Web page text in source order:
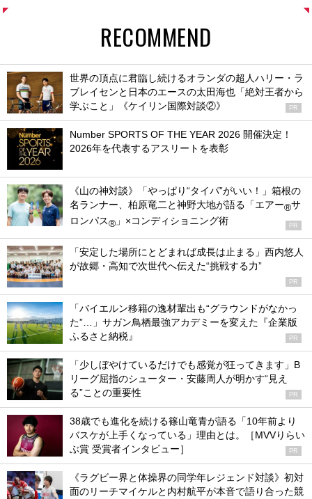
RECOMMEND
世界の頂点に君臨し続けるオランダの超人ハリー・ラ
ブレイセンと日本のエースの太田海也「絶対王者から
学ぶこと」《ケイリン国際対談②》
PR
Number SPORTS OF THE YEAR 2026 開催決定！
2026年を代表するアスリートを表彰
《山の神対談》「やっぱり“タイパ”がいい！」箱根の
名ランナー、柏原竜二と神野大地が語る「エアー®サ
ロンパス® 」×コンディショニング術 PR
「安定した場所にとどまれば成長は止まる」西内悠人
が故郷・高知で次世代へ伝えた“挑戦する力”
PR
「バイエルン移籍の逸材輩出も“グラウンドがなかっ
た”…」サガン鳥栖最強アカデミーを変えた『企業版
ふるさと納税』
PR
「少しぼやけているだけでも感覚が狂ってきます」B
リーグ屈指のシューター・安藤周人が明かす“見え
る”ことの重要性
PR
38歳でも進化を続ける篠山竜青が語る「10年前より
バスケが上手くなっている」理由とは。［MVVりらい
ぶ賞 受賞者インタビュー］
PR
《ラグビー界と体操界の同学年レジェンド対談》初対
面のリーチマイケルと内村航平が本音で語り合った競